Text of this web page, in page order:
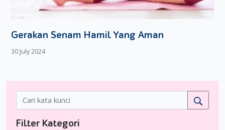
Gerakan Senam Hamil Yang Aman
30 July 2024
Filter Kategori